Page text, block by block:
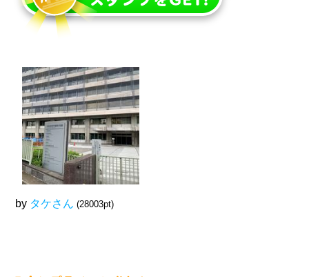
by タケさん (28003pt)